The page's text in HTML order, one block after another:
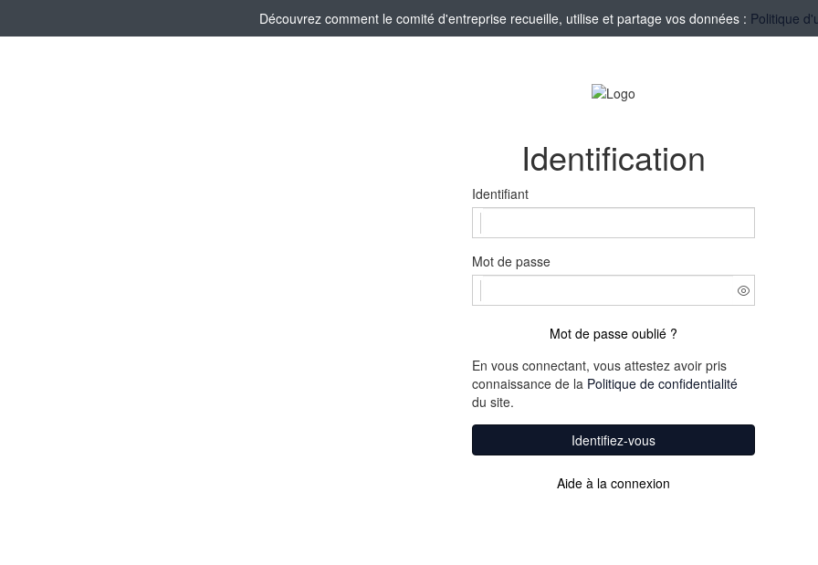
Découvrez comment le comité d'entreprise recueille, utilise et partage vos données : Politique
Identification
Identifiant
Mot de passe
Mot de passe oublié ?
En vous connectant, vous attestez avoir pris
connaissance de la Politique de confidentialité
du site.
Identifiez-vous
Aide à la connexion